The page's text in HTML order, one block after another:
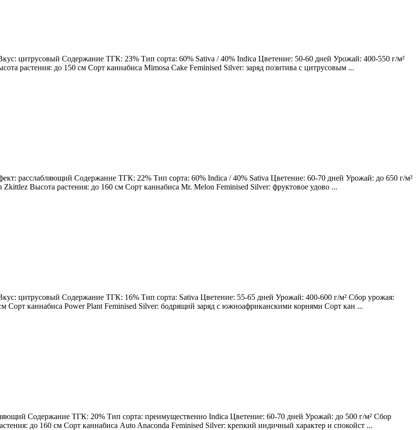
цитрусовый Содержание ТГК: 23% Тип сорта: 60% Sativa / 40% Indica Цветение: 50-60 дней Урожай: 400-550 г/м²
растения: до 150 см Сорт каннабиса Mimosa Cake Feminised Silver: заряд позитива с цитрусовым ...
расслабляющий Содержание ТГК: 22% Тип сорта: 60% Indica / 40% Sativa Цветение: 60-70 дней Урожай: до 650 г/м²
Высота растения: до 160 см Сорт каннабиса Mr. Melon Feminised Silver: фруктовое удово ...
цитрусовый Содержание ТГК: 16% Тип сорта: Sativa Цветение: 55-65 дней Урожай: 400-600 г/м² Сбор урожая:
Сорт каннабиса Power Plant Feminised Silver: бодрящий заряд с южноафриканскими корнями Сорт кан ...
Содержание ТГК: 20% Тип сорта: преимущественно Indica Цветение: 60-70 дней Урожай: до 500 г/м² Сбор
до 160 см Сорт каннабиса Auto Anaconda Feminised Silver: крепкий индичный характер и спокойст ...